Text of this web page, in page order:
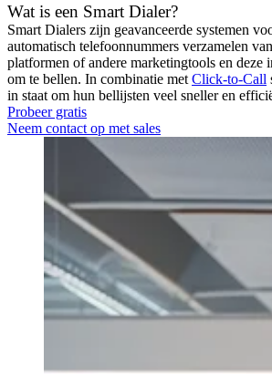
Wat is een Smart Dialer?
Smart Dialers zijn geavanceerde systemen
automatisch telefoonnummers verzamelen
platformen of andere marketingtools en deze
om te bellen. In combinatie met Click-to-Call
in staat om hun bellijsten veel sneller en
Probeer gratis
Neem contact op met sales